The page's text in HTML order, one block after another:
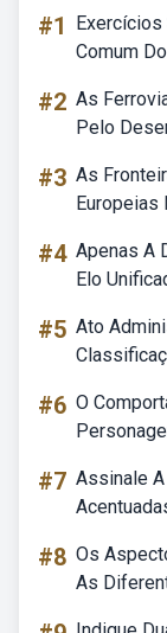
#1
Comum
#2 As
Pelo
#3 As
Europeias
#4 Apenas A
Elo
#5 Ato
#6 O
#7 Assinale
#8 Os
As